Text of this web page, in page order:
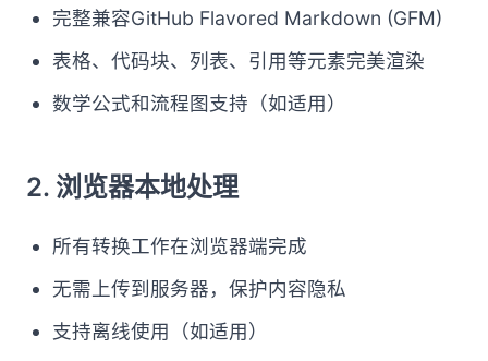
完整兼容GitHub Flavored Markdown (GFM)
表格、代码块、列表、引用等元素完美渲染
数学公式和流程图支持（如适用）
2. 浏览器本地处理
所有转换工作在浏览器端完成
无需上传到服务器，保护内容隐私
支持离线使用（如适用）